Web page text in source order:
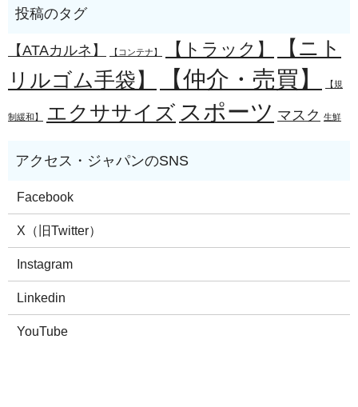
【ATAカルネ】 【コンテナ】 【トラック】
【ニト
リルゴム手袋】
【仲介・売買】 【規
制緩和】 エクササイズ スポーツ マスク 生鮮
Facebook
X（旧Twitter）
Instagram
Linkedin
YouTube